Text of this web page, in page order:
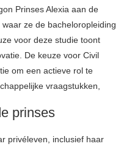
Prinses Alexia aan de
ze de bacheloropleiding
voor deze studie toont
De keuze voor Civil
om een actieve rol te
vraagstukken,
prinses
privéleven, inclusief haar